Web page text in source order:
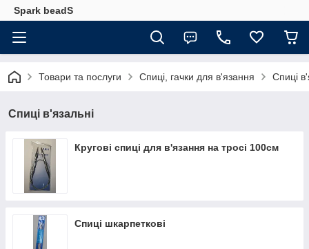
Spark beadS
Товари та послуги Спиці, гачки для в'язання Спиці
Спиці в'язальні
Кругові спиці для в'язання на тросі 100см
Спиці шкарпеткові